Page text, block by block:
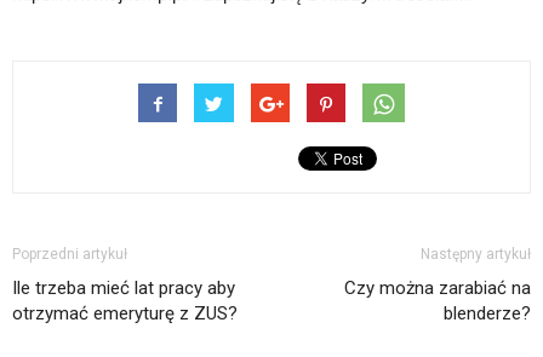
Poprzedni artykuł
Ile trzeba mieć lat pracy aby
otrzymać emeryturę z ZUS?
Następny artykuł
Czy można zarabiać na
blenderze?